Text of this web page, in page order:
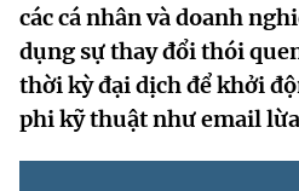
Chức năng nhiệm vụ
Cơ cấu tổ chức
Lịch sử phát triển
Tin tức sự kiện
Khoa học và Công nghệ
Đổi mới sáng tạo
Dịch vụ công
Hệ thống văn bản
các cá nhân và doanh
dụng sự thay đổi thói
thời kỳ đại dịch để khởi
phi kỹ thuật như email